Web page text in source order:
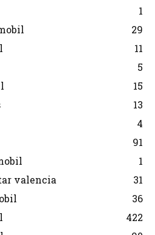
1
29
11
5
15
13
4
91
1
valencia
31
36
422